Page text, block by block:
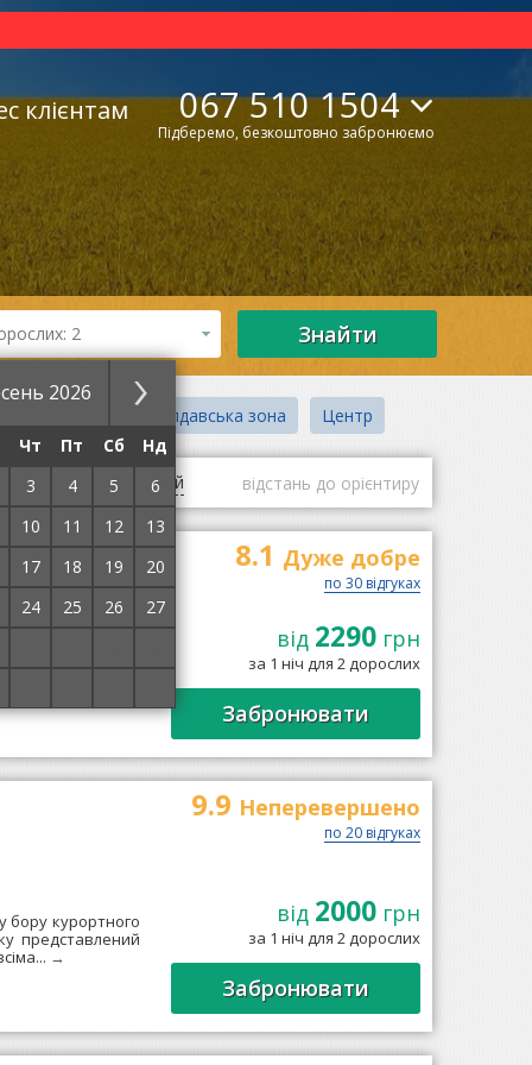
клієнтам 067 510 1504
Підберемо, безкоштовно забронюємо
2026
Чт Пт Сб
Нд
3 4 5
6
10 11 12
13
17 18 19
20
24 25 26
27
2 Знайти
Молдавська зона Центр
оцінки гостей відстань до орієнтиру
курорту
Для гостей
→
8.1 Дуже добре
по 30 відгуках
від 2290грн
за 1 ніч для 2 дорослих
Забронювати
бору курортного
представлений
→
9.9 Неперевершено
по 20 відгуках
від 2000грн
за 1 ніч для 2 дорослих
Забронювати